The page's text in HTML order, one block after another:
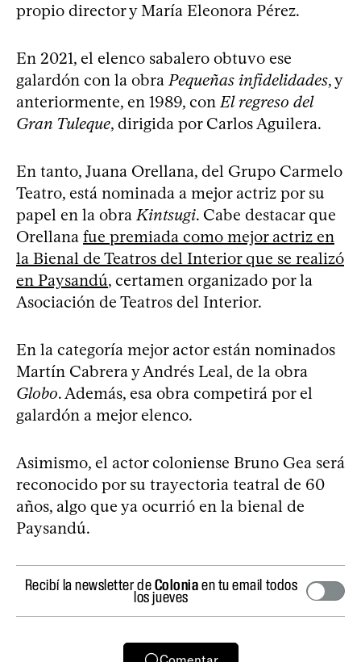
propio director y María Eleonora Pérez.
En 2021, el elenco sabalero obtuvo ese
galardón con la obraPequeñas infidelidades, y
anteriormente, en 1989, conEl regreso del
Gran Tuleque, dirigida por Carlos Aguilera.
En tanto, Juana Orellana, del Grupo Carmelo
Teatro, está nominada a mejor actriz por su
papel en la obraKintsugi. Cabe destacar que
Orellana fue premiada como mejor actriz en
la Bienal de Teatros del Interior que se realizó
en Paysandú, certamen organizado por la
Asociación de Teatros del Interior.
En la categoría mejor actor están nominados
Martín Cabrera y Andrés Leal, de la obra
Globo. Además, esa obra competirá por el
galardón a mejor elenco.
Asimismo, el actor coloniense Bruno Gea será
reconocido por su trayectoria teatral de 60
años, algo que ya ocurrió en la bienal de
Paysandú.
Recibí la newsletter deColoniaen tu email todos
los jueves